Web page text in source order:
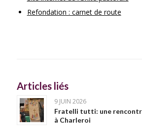
Refondation : carnet de route
Articles liés
9 JUIN 2026
Fratelli tutti: une
à Charleroi